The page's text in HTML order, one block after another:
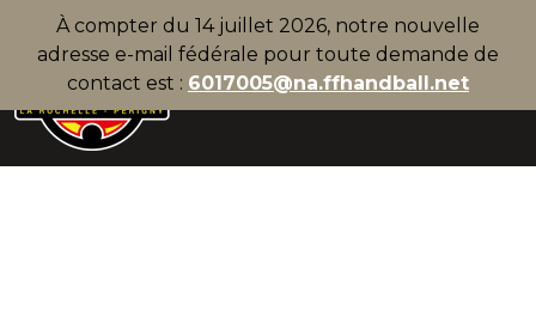
À compter du 14 juillet 2026, notre nouvelle
adresse e-mail fédérale pour toute demande de
contact est : 6017005@na.ffhandball.net